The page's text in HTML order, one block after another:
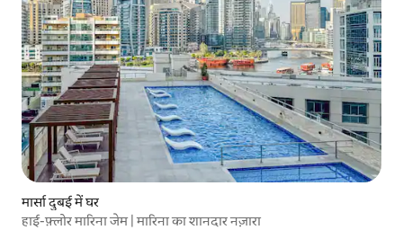
मार्सा दुबई में घर
हाई-फ़्लोर मारिना जेम | मारिना का शानदार नज़ारा